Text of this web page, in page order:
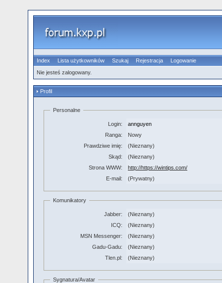
Index Lista użytkowników Szukaj Rejestracja
Logowanie
Nie jesteś zalogowany.
Profil
Personalne
Login:
annguyen
Ranga:
Nowy
Prawdziwe imię:
(Nieznany)
Skąd:
(Nieznany)
Strona WWW:
http://https://wintips.com/
E-mail:
(Prywatny)
Komunikatory
Jabber:
(Nieznany)
ICQ:
(Nieznany)
MSN Messenger:
(Nieznany)
Gadu-Gadu:
(Nieznany)
Tlen.pl:
(Nieznany)
Sygnatura/Avatar